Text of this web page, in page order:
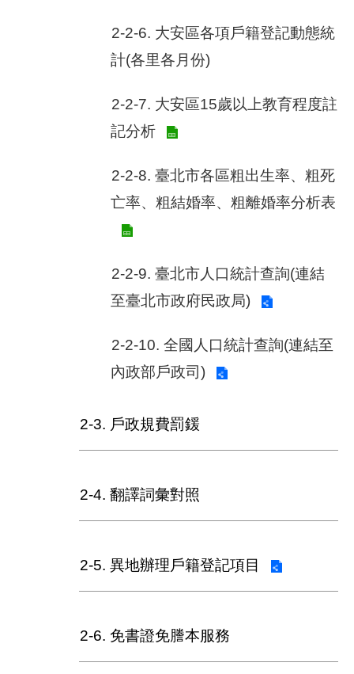
2-2-6. 大安區各項戶籍登記動態統
計(各里各月份)
2-2-7. 大安區15歲以上教育程度註
記分析
2-2-8. 臺北市各區粗出生率、粗死
亡率、粗結婚率、粗離婚率分析表
2-2-9. 臺北市人口統計查詢(連結
至臺北市政府民政局)
2-2-10. 全國人口統計查詢(連結至
內政部戶政司)
2-3. 戶政規費罰鍰
2-4. 翻譯詞彙對照
2-5. 異地辦理戶籍登記項目
2-6. 免書證免謄本服務